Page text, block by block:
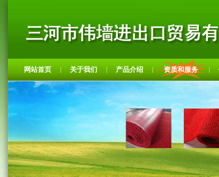
网站首页 关于我们 产品介绍 资质和服务